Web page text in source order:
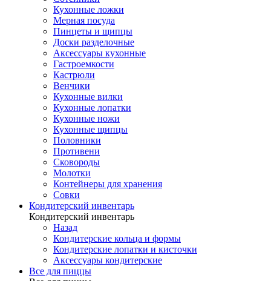
Кухонные ложки
Мерная посуда
Пинцеты и щипцы
Доски разделочные
Аксессуары кухонные
Гастроемкости
Кастрюли
Венчики
Кухонные вилки
Кухонные лопатки
Кухонные ножи
Кухонные щипцы
Половники
Противени
Сковороды
Молотки
Контейнеры для хранения
Совки
Кондитерский инвентарь
Кондитерский инвентарь
Назад
Кондитерские кольца и формы
Кондитерские лопатки и кисточки
Аксессуары кондитерские
Все для пиццы